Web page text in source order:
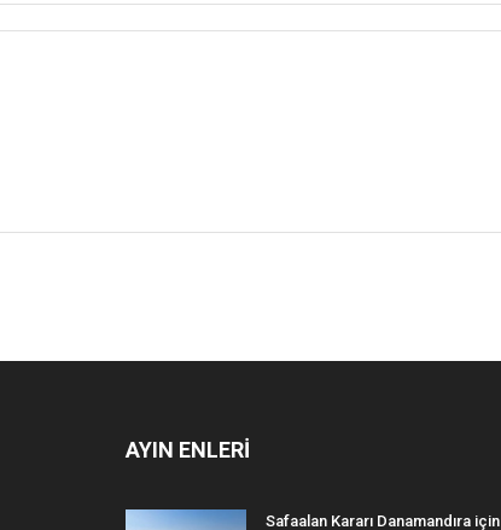
AYIN ENLERİ
Safaalan Kararı Danamandıra için